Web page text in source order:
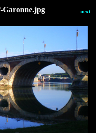
Garonne.jpg next